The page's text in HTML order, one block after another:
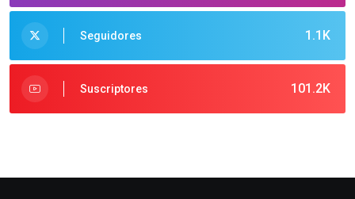
1.1K
Seguidores
101.2K
Suscriptores